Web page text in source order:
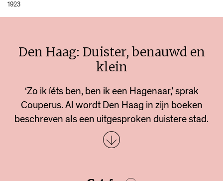
1923
Den Haag: Duister, benauwd en
klein
‘Zo ik íéts ben, ben ik een Hagenaar,’ sprak
Couperus. Al wordt Den Haag in zijn boeken
beschreven als een uitgesproken duistere stad.